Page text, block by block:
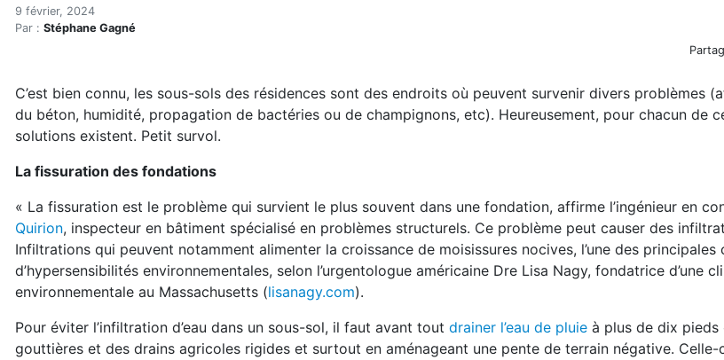
Accueil
Articles
Remédier aux problèmes qui surviennent dans les sous-sols
Remédier aux problèmes qui surviennent dans
9 février, 2024
Par : Stéphane Gagné
C’est bien connu, les sous-sols des résidences sont des endroits où peuvent survenir divers problèmes
du béton, humidité, propagation de bactéries ou de champignons, etc). Heureusement, pour chacun de
solutions existent. Petit survol.
La fissuration des fondations
« La fissuration est le problème qui survient le plus souvent dans une fondation, affirme l’ingénieur en
Quirion, inspecteur en bâtiment spécialisé en problèmes structurels. Ce problème peut causer des
Infiltrations qui peuvent notamment alimenter la croissance de moisissures nocives, l’une des principales
d’hypersensibilités environnementales, selon l’urgentologue américaine Dre Lisa Nagy, fondatrice d’une
environnementale au Massachusetts (lisanagy.com).
Pour éviter l’infiltration d’eau dans un sous-sol, il faut avant tout drainer l’eau de pluie à plus de dix pieds
gouttières et des drains agricoles rigides et surtout en aménageant une pente de terrain négative.